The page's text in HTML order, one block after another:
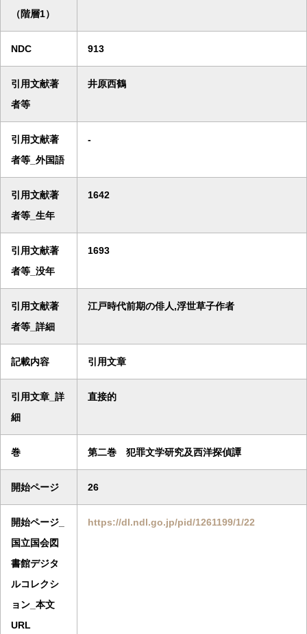
（階層1）
NDC 913
引用文献著
者等
井原西鶴
引用文献著
者等_外国語
-
引用文献著
者等_生年
1642
引用文献著
者等_没年
1693
引用文献著
者等_詳細
江戸時代前期の俳人,浮世草子作者
記載内容 引用文章
引用文章_詳
細
直接的
巻 第二巻 犯罪文学研究及西洋探偵譚
開始ページ 26
開始ページ_
国立国会図
書館デジタ
ルコレクシ
ョン_本文
URL
https://dl.ndl.go.jp/pid/1261199/1/22